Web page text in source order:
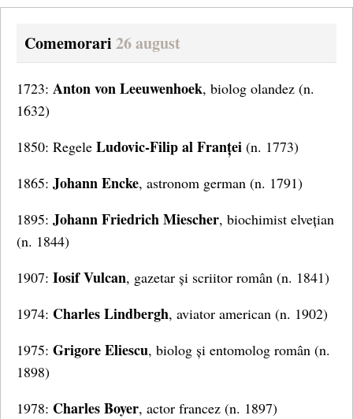
Comemorari 26 august
1723: Anton von Leeuwenhoek, biolog olandez (n.
1632)
1850: Regele Ludovic-Filip al Franței (n. 1773)
1865: Johann Encke, astronom german (n. 1791)
1895: Johann Friedrich Miescher, biochimist elvețian
(n. 1844)
1907: Iosif Vulcan, gazetar și scriitor român (n. 1841)
1974: Charles Lindbergh, aviator american (n. 1902)
1975: Grigore Eliescu, biolog și entomolog român (n.
1898)
1978: Charles Boyer, actor francez (n. 1897)